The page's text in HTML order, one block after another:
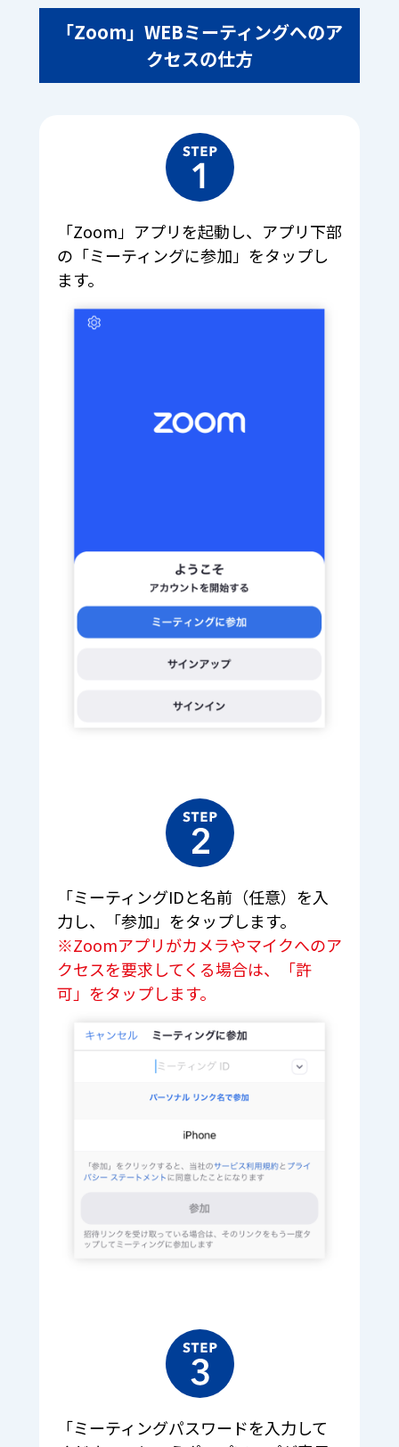
「Zoom」WEBミーティングへのア
クセスの仕方
「Zoom」アプリを起動し、アプリ下部
の「ミーティングに参加」をタップし
ます。
「ミーティングIDと名前（任意）を入
力し、「参加」をタップします。
※Zoomアプリがカメラやマイクへのア
クセスを要求してくる場合は、「許
可」をタップします。
「ミーティングパスワードを入力して